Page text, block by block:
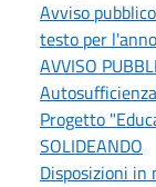
Avviso
testo per
AVVISO
Progetto
SOLIDEANDO
Disposizioni